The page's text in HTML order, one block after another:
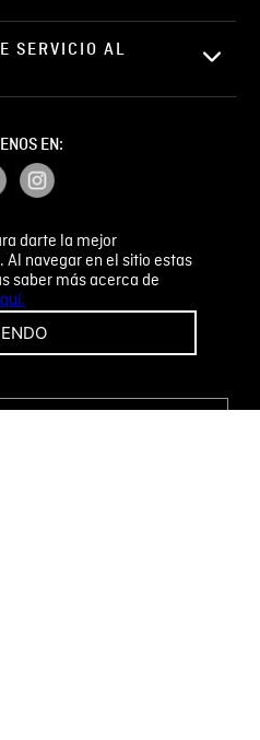
darte la mejor
navegar en el sitio estas
saber más acerca de
SERVICIO AL
EN:
Y RECLAMOS
FÁCILES!